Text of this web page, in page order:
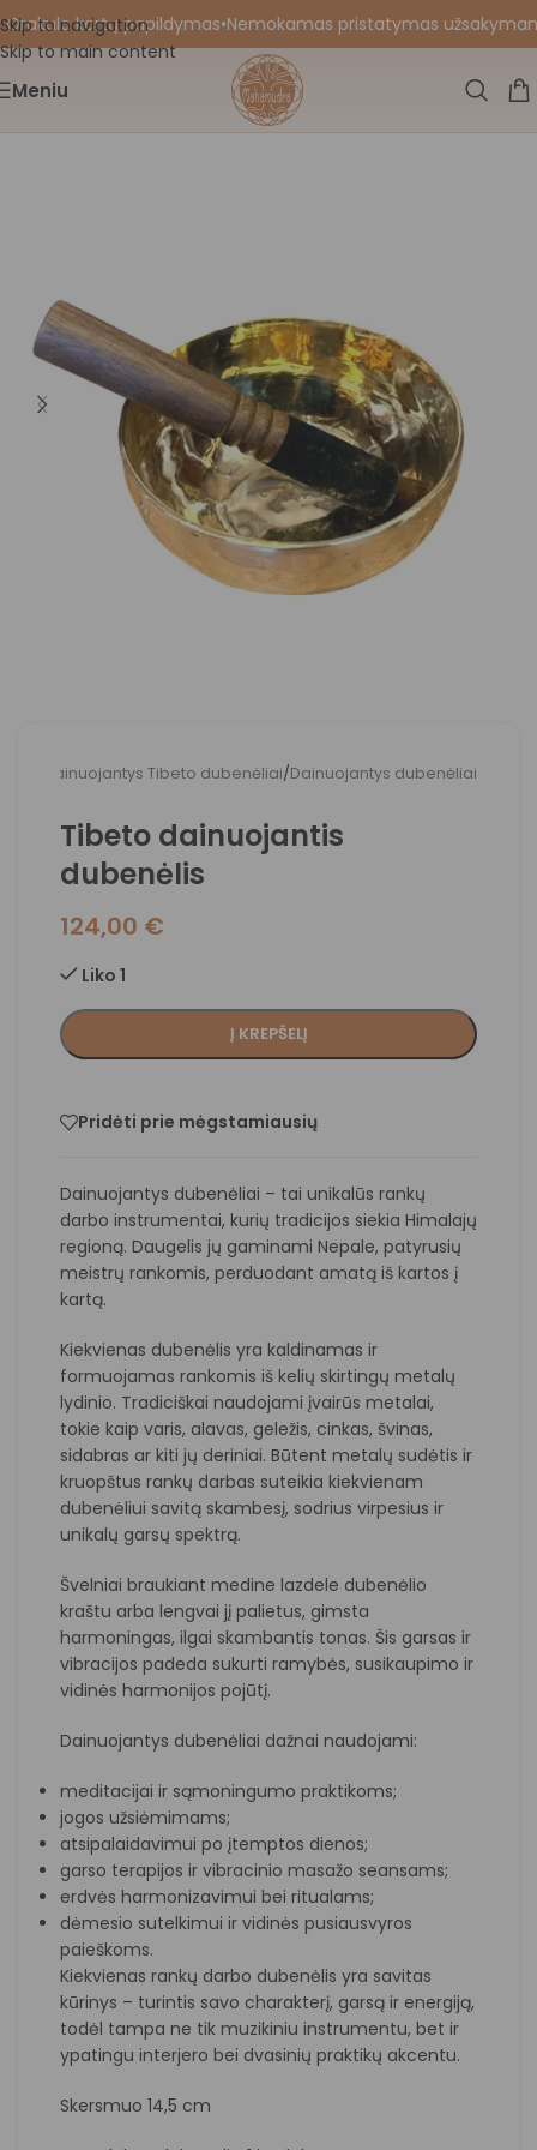
Skip to navigation
Skip to main content
kortų papildymas•Nemokamas pristatymas
Meniu
Dainuojantys Tibeto dubenėliai/Dainuojantys dubenėliai
Tibeto dainuojantis
dubenėlis
124,00 €
Liko 1
Į KREPŠELĮ
Pridėti prie mėgstamiausių
Dainuojantys dubenėliai – tai unikalūs rankų
darbo instrumentai, kurių tradicijos siekia Himalajų
regioną. Daugelis jų gaminami Nepale, patyrusių
meistrų rankomis, perduodant amatą iš kartos į
kartą.
Kiekvienas dubenėlis yra kaldinamas ir
formuojamas rankomis iš kelių skirtingų metalų
lydinio. Tradiciškai naudojami įvairūs metalai,
tokie kaip varis, alavas, geležis, cinkas, švinas,
sidabras ar kiti jų deriniai. Būtent metalų sudėtis ir
kruopštus rankų darbas suteikia kiekvienam
dubenėliui savitą skambesį, sodrius virpesius ir
unikalų garsų spektrą.
Švelniai braukiant medine lazdele dubenėlio
kraštu arba lengvai jį palietus, gimsta
harmoningas, ilgai skambantis tonas. Šis garsas ir
vibracijos padeda sukurti ramybės, susikaupimo ir
vidinės harmonijos pojūtį.
Dainuojantys dubenėliai dažnai naudojami:
meditacijai ir sąmoningumo praktikoms;
jogos užsiėmimams;
atsipalaidavimui po įtemptos dienos;
garso terapijos ir vibracinio masažo seansams;
erdvės harmonizavimui bei ritualams;
dėmesio sutelkimui ir vidinės pusiausvyros
paieškoms.
Kiekvienas rankų darbo dubenėlis yra savitas
kūrinys – turintis savo charakterį, garsą ir energiją,
todėl tampa ne tik muzikiniu instrumentu, bet ir
ypatingu interjero bei dvasinių praktikų akcentu.
Skersmuo 14,5 cm